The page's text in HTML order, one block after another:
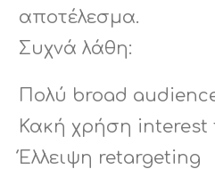
αποτέλεσμα.
Συχνά λάθη:
Πολύ broad
Κακή χρήση interest
Έλλειψη retargeting